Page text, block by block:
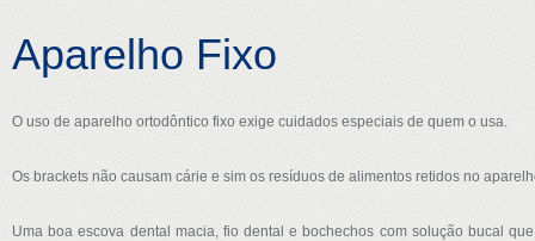
Aparelho Fixo
O uso de aparelho ortodôntico fixo exige cuidados especiais de quem o usa.
Os brackets não causam cárie e sim os resíduos de alimentos retidos no
Uma boa escova dental macia, fio dental e bochechos com solução bucal